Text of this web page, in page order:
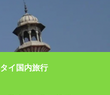
タイ国内旅行